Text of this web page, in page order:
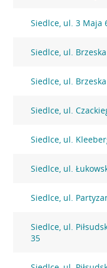
Siedlce, ul. 3 Maja
Siedlce, ul.
Siedlce, ul.
Siedlce, ul.
Siedlce, ul.
Siedlce, ul.
Siedlce, ul.
Siedlce, ul.
35